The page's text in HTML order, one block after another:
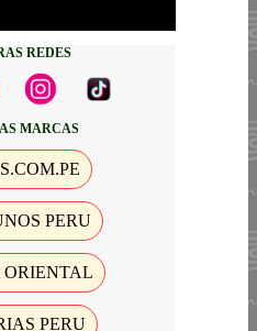
REDES
MARCAS
PERU
PERU